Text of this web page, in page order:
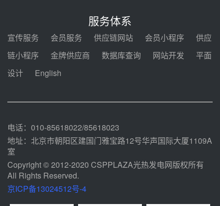
2026-2029年熔盐介质框架协议
中能建华中试研院中标重能新疆
100MW光热项目机组调试及性能
规模化助力构建绿色低碳电力供给
服务体系
宣传服务 会员服务 供应链网站 会员小程序
供应
链小程序
金牌供应商 数据库查询 网站开发
平面
设计
English
电话：010-85618022/85618023
地址：北京市朝阳区建国门雅宝路12号华声国际大厦1109A
室
Copyright © 2012-2020 CSPPLAZA光热发电网版权所有
All Rights Reserved.
京ICP备13024512号-4